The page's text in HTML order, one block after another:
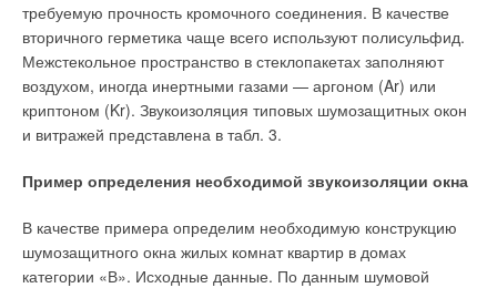
требуемую прочность кромочного соединения. В качестве
вторичного герметика чаще всего используют полисульфид.
Межстекольное пространство в стеклопакетах заполняют
воздухом, иногда инертными газами — аргоном (Ar) или
криптоном (Kr). Звукоизоляция типовых шумозащитных окон
и витражей представлена в табл. 3.
Пример определения необходимой звукоизоляции окна
В качестве примера определим необходимую конструкцию
шумозащитного окна жилых комнат квартир в домах
категории «В». Исходные данные. По данным шумовой